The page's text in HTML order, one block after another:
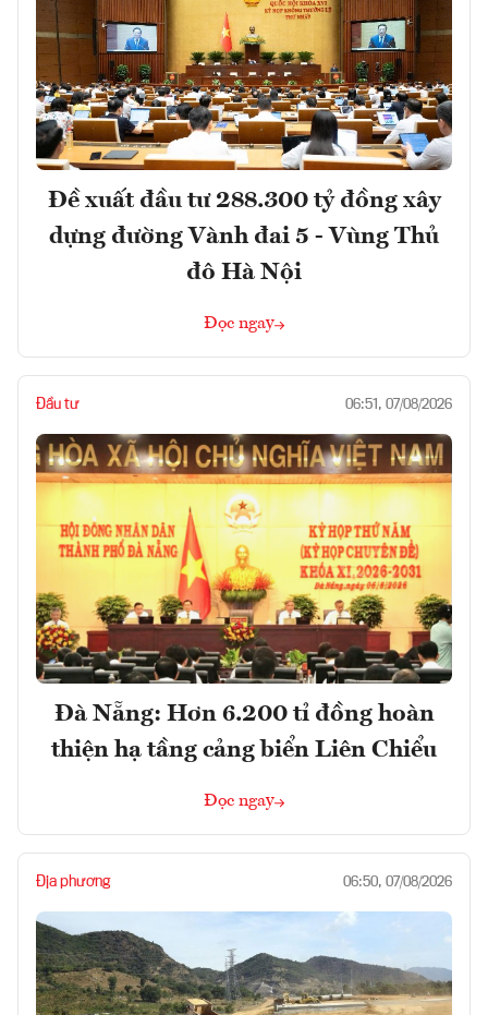
Đề xuất đầu tư 288.300 tỷ đồng xây
dựng đường Vành đai 5 - Vùng Thủ
đô Hà Nội
Đọc ngay
Đầu tư 06:51, 07/08/2026
Đà Nẵng: Hơn 6.200 tỉ đồng hoàn
thiện hạ tầng cảng biển Liên Chiểu
Đọc ngay
Địa phương 06:50, 07/08/2026